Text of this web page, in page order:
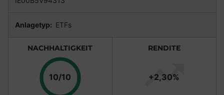
Anlagetyp: ETFs
NACHHALTIGKEIT
10/10 Punkte
RENDITE
+2,30%